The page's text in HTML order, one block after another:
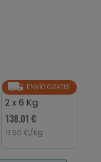
ENVÍO GRATIS
2 x 6 Kg
138.01 €
11.50 €/Kg